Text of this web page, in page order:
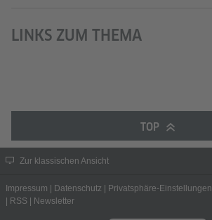
LINKS ZUM THEMA
TOP
Zur klassischen Ansicht
Impressum Datenschutz Privatsphäre-Einstellungen
RSS Newsletter